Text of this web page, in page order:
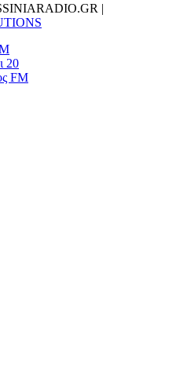
|
20
FM